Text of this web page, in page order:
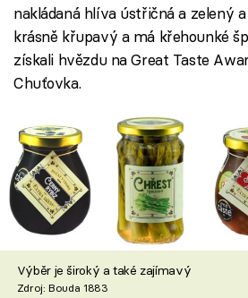
nakládaná hlíva ústřičná a zelený
krásně křupavý a má křehounké
získali hvězdu na Great Taste
Chuťovka.
Výběr je široký a také zajímavý
Zdroj: Bouda 1883